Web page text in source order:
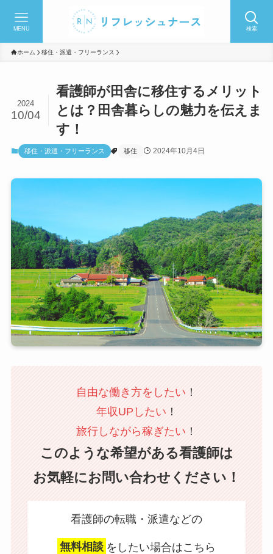
検索
MENU
ホーム 移住・派遣・フリーランス
看護師が田舎に移住するメリット
とは？田舎暮らしの魅力を伝えま
す！
2024
10/04
移住・派遣・フリーランス 移住 2024年10月4日
自由な働き方をしたい ！
年収UPしたい ！
旅行しながら稼ぎたい ！
このような希望がある看護師は
お気軽にお問い合わせください！
看護師の転職・派遣などの
無料相談 をしたい場合はこちら